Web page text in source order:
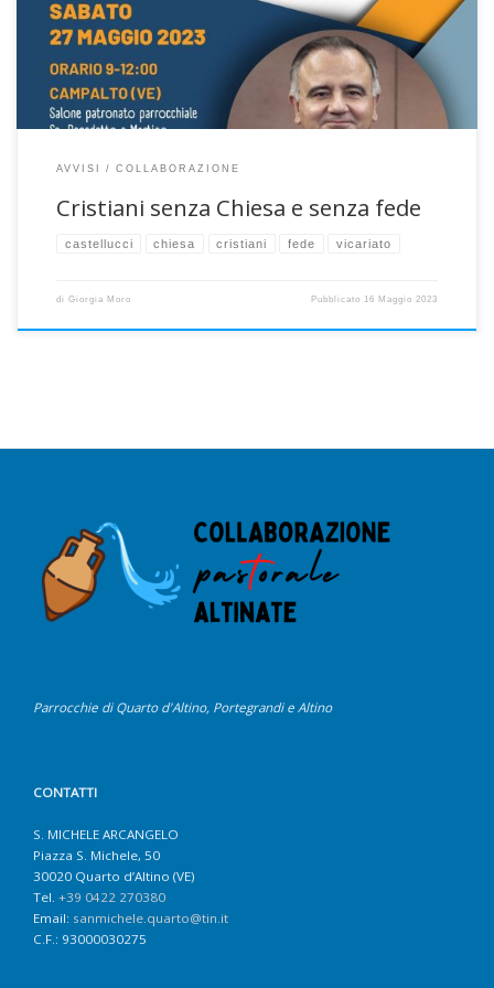
Comitato Nazionale per il Sinodo della Chiesa italiana. La frase
provocatoria […]
AVVISI COLLABORAZIONE
Cristiani senza Chiesa e senza fede
castellucci chiesa cristiani fede vicariato
di Giorgia Moro Pubblicato 16 Maggio 2023
Parrocchie di Quarto d'Altino, Portegrandi e Altino
CONTATTI
S. MICHELE ARCANGELO
Piazza S. Michele, 50
30020 Quarto d’Altino (VE)
Tel. +39 0422 270380
Email: sanmichele.quarto@tin.it
C.F.: 93000030275